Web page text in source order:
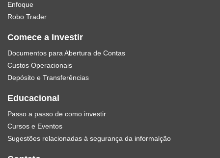
Enfoque
Robo Trader
Comece a Investir
Documentos para Abertura de Contas
Custos Operacionais
Depósito e Transferências
Educacional
Passo a passo de como investir
Cursos e Eventos
Sugestões relacionadas à segurança da informalção